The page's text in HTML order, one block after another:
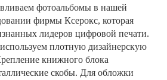
фотоальбомы в нашей
фирмы Ксерокс, которая
лидеров цифровой печати.
плотную дизайнерскую
книжного блока
скобы. Для обложки